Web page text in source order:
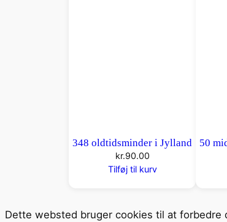
348 oldtidsminder i Jylland
kr.90.00
Tilføj til kurv
50
Dette websted bruger cookies til at forbedre